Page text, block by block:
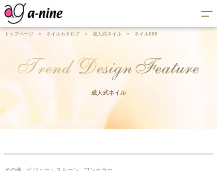
トップページ > ネイルカタログ > 成人式ネイル > ネイル988
成人式ネイル